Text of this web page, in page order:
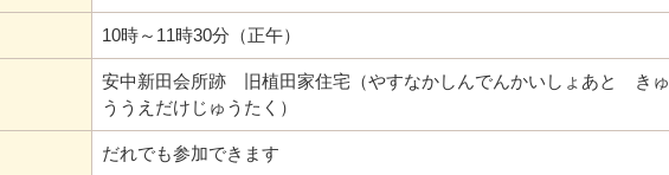
10時～11時30分（正午）
安中新田会所跡 旧植田家住宅（やすなかしんでんかいしょあと きゅ
ううえだけじゅうたく）
だれでも参加できます